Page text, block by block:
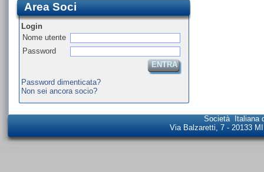
Area Soci
Login
Nome utente
Password
ENTRA
Password dimenticata?
Non sei ancora socio?
Società Italiana
Via Balzaretti, 7 - 20133